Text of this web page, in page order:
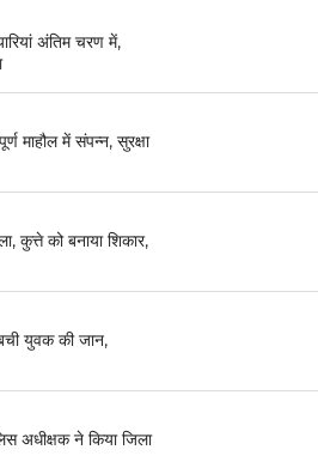
अंतिम चरण में,
माहौल में संपन्न, सुरक्षा
कुत्ते को बनाया शिकार,
युवक की जान,
अधीक्षक ने किया जिला